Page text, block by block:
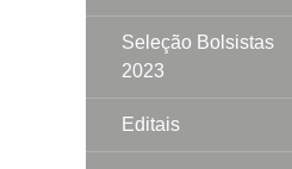
Seleção Bolsistas
2023
Editais